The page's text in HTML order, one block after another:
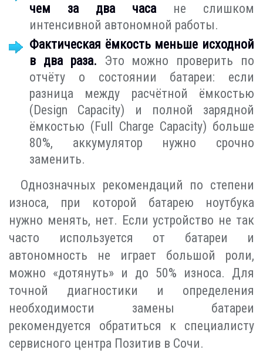
чем за два часа не слишком
интенсивной автономной работы.
Фактическая ёмкость меньше исходной
в два раза. Это можно проверить по
отчёту о состоянии батареи: если
разница между расчётной ёмкостью
(Design Capacity) и полной зарядной
ёмкостью (Full Charge Capacity) больше
80%, аккумулятор нужно срочно
заменить.
Однозначных рекомендаций по степени
износа, при которой батарею ноутбука
нужно менять, нет. Если устройство не так
часто используется от батареи и
автономность не играет большой роли,
можно «дотянуть» и до 50% износа. Для
точной диагностики и определения
необходимости замены батареи
рекомендуется обратиться к специалисту
сервисного центра Позитив в Сочи.